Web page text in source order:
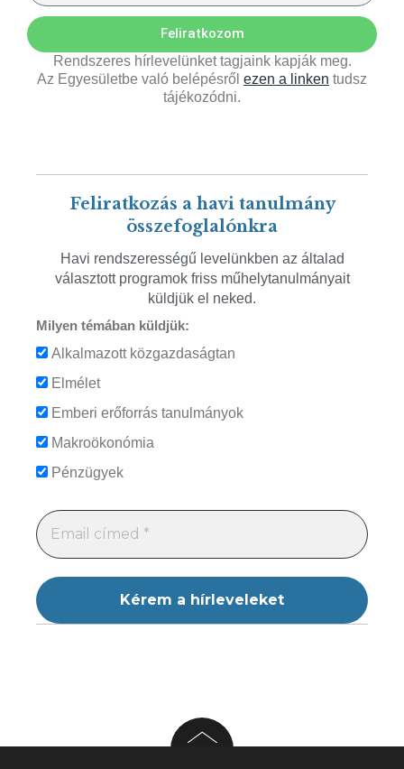
Feliratkozom
Rendszeres hírlevelünket tagjaink kapják meg.
Az Egyesületbe való belépésről ezen a linken tudsz
tájékozódni.
Feliratkozás a havi tanulmány
összefoglalónkra
Havi rendszerességű levelünkben az általad
választott programok friss műhelytanulmányait
küldjük el neked.
Milyen témában küldjük:
Alkalmazott közgazdaságtan
Elmélet
Emberi erőforrás tanulmányok
Makroökonómia
Pénzügyek